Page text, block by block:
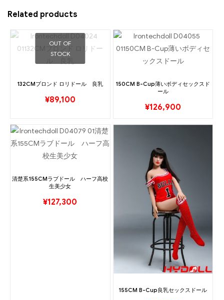
Related products
OUT OF
STOCK
132CMブロンド ロリドール 良乳
¥89,100
150CM B-Cup薄いボディセックスド
ール
¥126,900
清楚系155CMラブドール ハーフ高校
生美少女
¥127,300
155CM B-Cup良乳セックスドール